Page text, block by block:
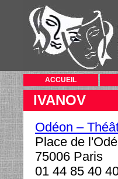
ACCUEIL
IVANOV
Odéon –
Place de
75006 Paris
01 44 85 40